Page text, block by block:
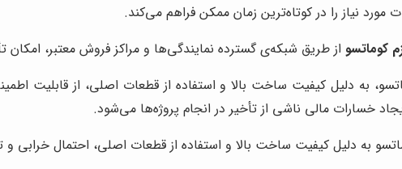
مورد نیاز را در کوتاه‌ترین زمان ممکن فراهم می‌کند.
کوماتسو از طریق شبکه‌ی گسترده نمایندگی‌ها و مراکز فروش معتبر، امکان
به دلیل کیفیت ساخت بالا و استفاده از قطعات اصلی، از قابلیت
خسارات مالی ناشی از تأخیر در انجام پروژه‌ها می‌شود.
به دلیل کیفیت ساخت بالا و استفاده از قطعات اصلی، احتمال